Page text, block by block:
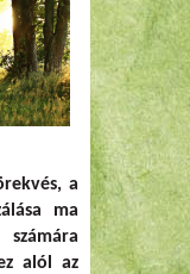
és zöld irány a Lidl-
a
ma
alól az